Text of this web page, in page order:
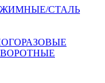
СТАЛЬ